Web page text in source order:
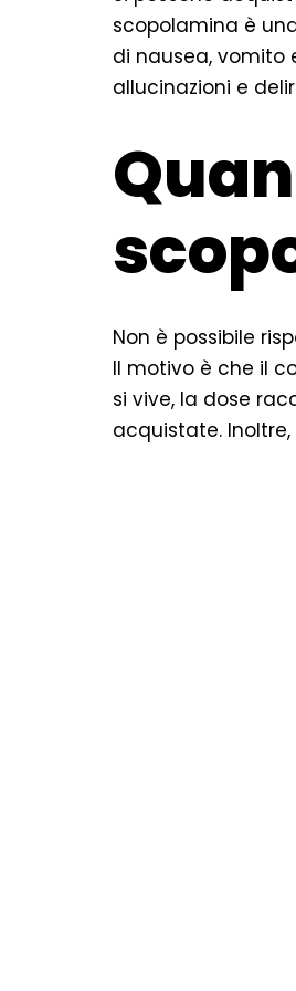
scopolamina è
di nausea, vomito
allucinazioni e
Non è possibile
Il motivo è che il
si vive, la dose
acquistate.